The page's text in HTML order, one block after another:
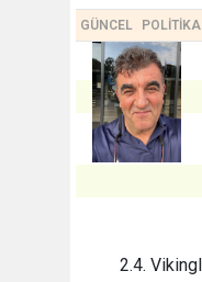
GÜNCEL POLİTİKA
2.4.